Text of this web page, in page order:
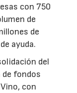
con 750
de
de
ayuda.
del
de fondos
con